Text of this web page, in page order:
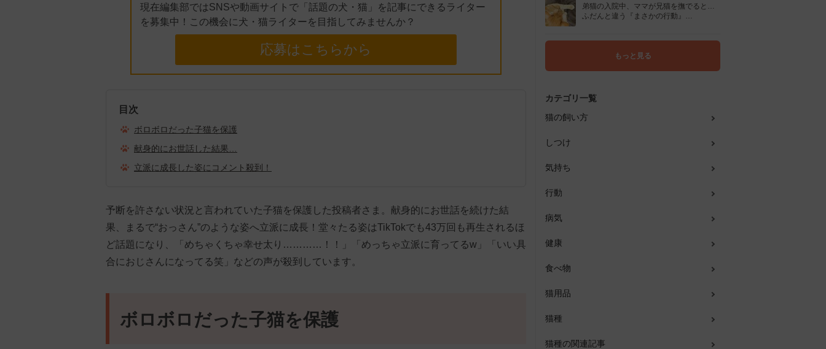
現在編集部ではSNSや動画サイトで「話題の犬・猫」を記事にできるライター
を募集中！この機会に犬・猫ライターを目指してみませんか？
応募はこちらから
目次
ボロボロだった子猫を保護
献身的にお世話した結果…
立派に成長した姿にコメント殺到！
予断を許さない状況と言われていた子猫を保護した投稿者さま。献身的にお世話を続けた結
果、まるで“おっさん”のような姿へ立派に成長！堂々たる姿はTikTokでも43万回も再生されるほ
ど話題になり、「めちゃくちゃ幸せ太り…………！！」「めっちゃ立派に育ってるw」「いい具
合におじさんになってる笑」などの声が殺到しています。
ボロボロだった子猫を保護
弟猫の入院中、ママが兄猫を撫でると…
ふだんと違う『まさかの行動』…
もっと見る
カテゴリ一覧
猫の飼い方
しつけ
気持ち
行動
病気
健康
食べ物
猫用品
猫種
猫種の関連記事